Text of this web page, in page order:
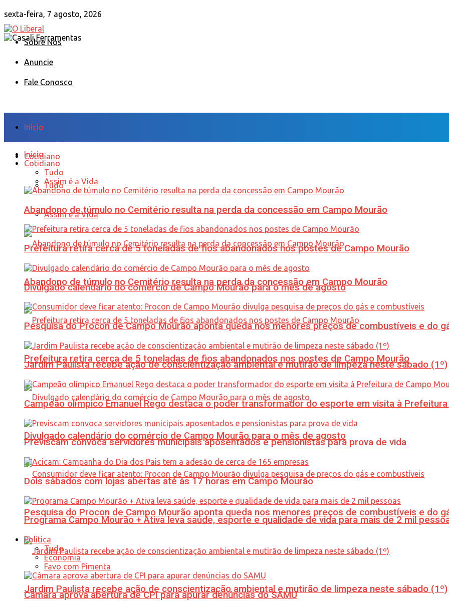
sexta-feira, 7 agosto, 2026
Sobre Nós
Anuncie
Fale Conosco
Início
Cotidiano
Tudo
Assim é a Vida
Abandono de túmulo no Cemitério resulta na perda da concessão em Campo Mourão
Prefeitura retira cerca de 5 toneladas de fios abandonados nos postes de Campo Mourão
Divulgado calendário do comércio de Campo Mourão para o mês de agosto
Pesquisa do Procon de Campo Mourão aponta queda nos menores preços de combustíveis e do
Jardim Paulista recebe ação de conscientização ambiental e mutirão de limpeza neste sábado (1º)
Início
Cotidiano
Tudo
Assim é a Vida
Abandono de túmulo no Cemitério resulta na perda da concessão em Campo Mourão
Prefeitura retira cerca de 5 toneladas de fios abandonados nos postes de Campo Mourão
Divulgado calendário do comércio de Campo Mourão para o mês de agosto
Pesquisa do Procon de Campo Mourão aponta queda nos menores preços de combustíveis e do
Jardim Paulista recebe ação de conscientização ambiental e mutirão de limpeza neste sábado (1º)
Campeão olímpico Emanuel Rego destaca o poder transformador do esporte em visita à
Previscam convoca servidores municipais aposentados e pensionistas para prova de vida
Dois sábados com lojas abertas até às 17 horas em Campo Mourão
Programa Campo Mourão + Ativa leva saúde, esporte e qualidade de vida para mais de 2 mil
Política
Tudo
Economia
Favo com Pimenta
Câmara aprova abertura de CPI para apurar denúncias do SAMU